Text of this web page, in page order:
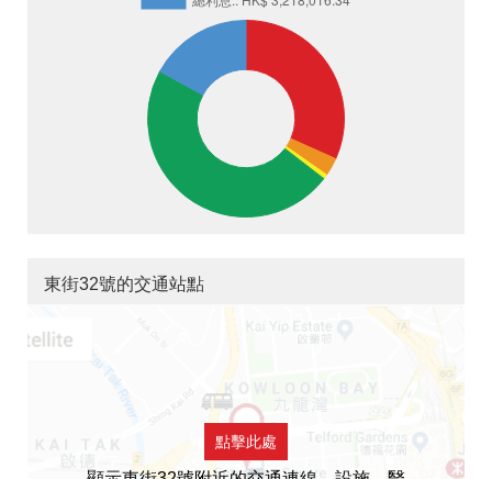
東街32號的交通站點
點擊此處